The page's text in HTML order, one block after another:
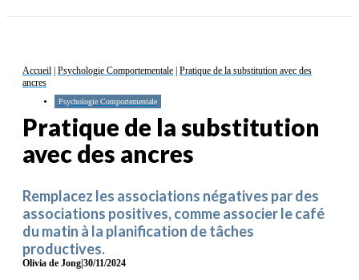
Accueil Psychologie Comportementale Pratique de la substitution avec des
ancres
Psychologie Comportementale
Pratique de la substitution
avec des ancres
Remplacez les associations négatives par des
associations positives, comme associer le café
du matin à la planification de tâches
productives.
Olivia de Jong|30/11/2024